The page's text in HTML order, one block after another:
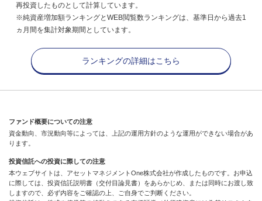
再投資したものとして計算しています。
※純資産増加額ランキングとWEB閲覧数ランキングは、基準日から過去1
ヵ月間を集計対象期間としています。
ランキングの詳細はこちら
ファンド概要についての注意
資金動向、市況動向等によっては、上記の運用方針のような運用ができない場合があ
ります。
投資信託への投資に際しての注意
本ウェブサイトは、アセットマネジメントOne株式会社が作成したものです。お申込
に際しては、投資信託説明書（交付目論見書）をあらかじめ、または同時にお渡し致
しますので、必ず内容をご確認の上、ご自身でご判断ください。